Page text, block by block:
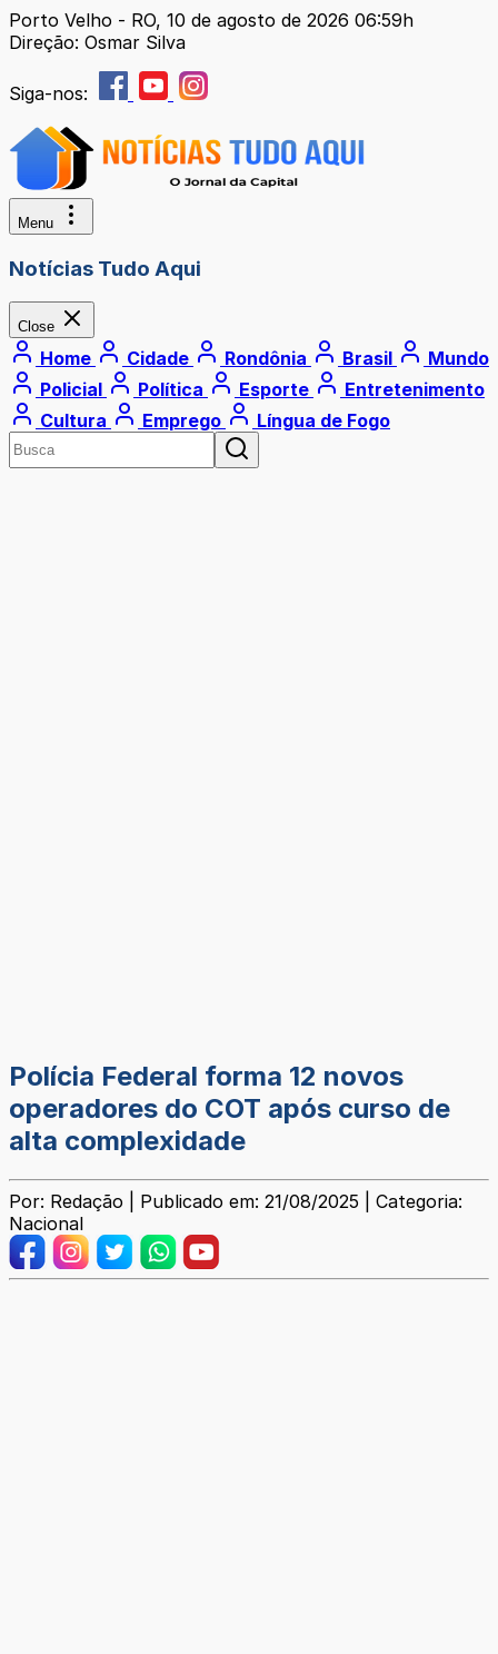
Porto Velho - RO, 10 de agosto de 2026 06:59h
Direção: Osmar Silva
Siga-nos:
Menu
Notícias Tudo Aqui
Close
Home Cidade Rondônia Brasil
Mundo
Policial
Política Esporte
Entretenimento
Cultura
Emprego Língua de Fogo
Polícia Federal forma 12 novos
operadores do COT após curso de
alta complexidade
Por: Redação | Publicado em: 21/08/2025 | Categoria:
Nacional